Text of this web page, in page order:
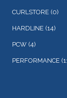
CURLSTORE (0)
HARDLINE (14)
PCW (4)
PERFORMANCE